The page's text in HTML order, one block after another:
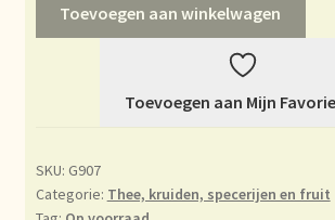
Current price list
Datenschutzerklärung
Déclaration de confidentialité
Toevoegen aan winkelwagen
Toevoegen aan Mijn
SKU: G907
Categorie: Thee, kruiden, specerijen en fruit